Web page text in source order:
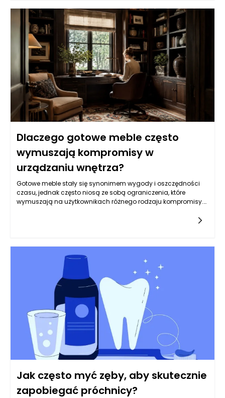
Dlaczego gotowe meble często
wymuszają kompromisy w
urządzaniu wnętrza?
Gotowe meble stały się synonimem wygody i oszczędności
czasu, jednak często niosą ze sobą ograniczenia, które
wymuszają na użytkownikach różnego rodzaju kompromisy.
napotkać na problemy związane z ich rozmiarem, kształtem
wymiarach oraz stylach, co leży w opozycji do unikalnych
potrzeb i preferencji mieszkańców. W większych
pomieszczeniach mogą one wyglądać nieproporcjonalnie,
podczas gdy w małych przestrzeniach potrafią być zbyt
masywne. Tego rodzaju ograniczenia stawiają przed
użytkownikami wyzwanie, które nie zawsze udaje się
Jak często myć zęby, aby skutecznie
zapobiegać próchnicy?